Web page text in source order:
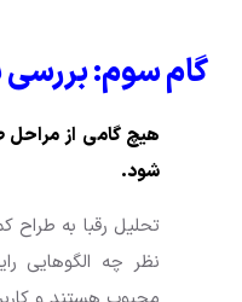
گام سوم: بررسی
هیچ گامی از
شود.
تحلیل رقبا به
نظر چه الگوهایی